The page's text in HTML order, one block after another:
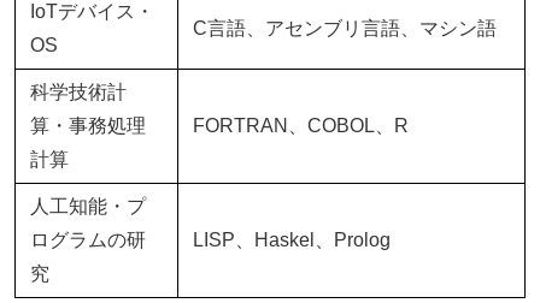
IoTデバイス・
OS
C言語、アセンブリ言語、マシン語
科学技術計
算・事務処理
計算
FORTRAN、 COBOL R
人工知能・プ
ログラムの研
究
LISP、 Haskel Prolog